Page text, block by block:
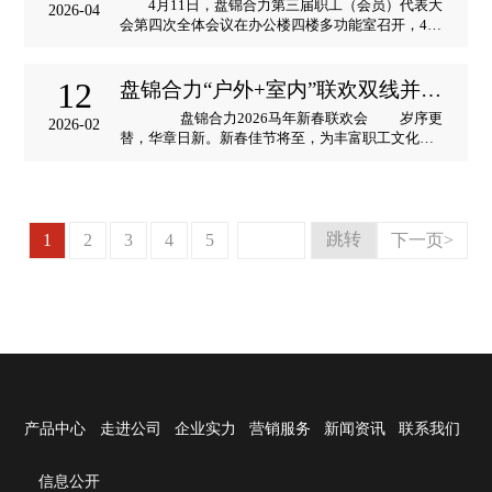
2026-04
4月11日，盘锦合力第三届职工（会员）代表大
会第四次全体会议在办公楼四楼多功能室召开，42
大会在庄严的国歌中拉开帷幕。作题为《强基固本
启新程 实干笃行谋新篇 以......
12
2026-02
盘锦合力“户外+室内”联欢双线并行贺新春
替，华章日新。新春佳节将至，为丰富职工文化生
下一页>
1 2 3 4 5
产品中心 走进公司 企业实力 营销服务 新闻资讯 联系我们
信息公开